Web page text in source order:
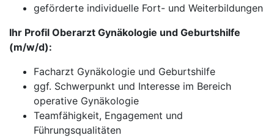
geförderte individuelle Fort- und Weiterbildungen
Ihr Profil Oberarzt Gynäkologie und Geburtshilfe​​​​​​​
(m/w/d):
Facharzt Gynäkologie und Geburtshilfe
ggf. Schwerpunkt und Interesse im Bereich
operative Gynäkologie
Teamfähigkeit, Engagement und
Führungsqualitäten